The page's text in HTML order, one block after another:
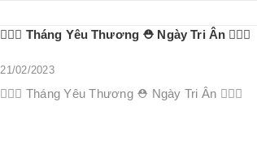
👩🏻‍⚕️ Tháng Yêu Thương ⛑ Ngày Tri Ân 👨🏻‍⚕️
21/02/2023
👩🏻‍⚕️ Tháng Yêu Thương ⛑ Ngày Tri Ân 👨🏻‍⚕️